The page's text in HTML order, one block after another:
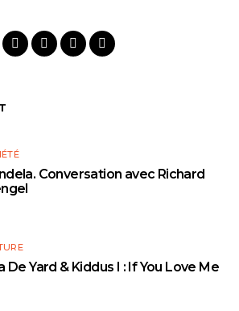
Conversation avec Richard
De Yard & Kiddus I : If You Love Me